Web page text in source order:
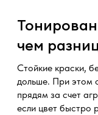
чем
Стойкие краски,
дольше. При этом
прядям за счет
если цвет быстро